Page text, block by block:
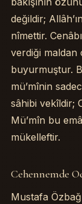
değildir;
nîmettir.
verdiği
buyurmuştur.
mü’mînin
sâhibi vekîldir;
Mü’mîn bu
mükelleftir.
Cehennemde
Mustafa